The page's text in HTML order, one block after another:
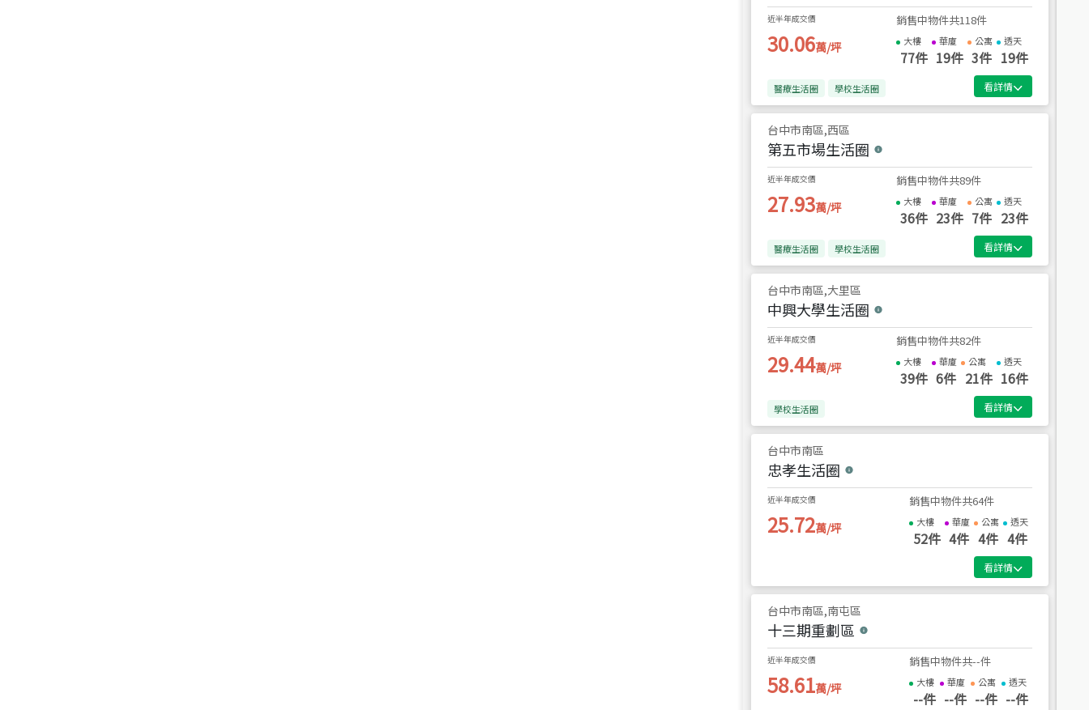
近半年成交價
30.06萬/坪
銷售中物件共118件
大樓
77件
華廈
19件
公寓
3件
透天
19件
醫療生活圈 學校生活圈 看詳情
台中市南區,西區
第五市場生活圈
近半年成交價
27.93萬/坪
銷售中物件共89件
大樓
36件
華廈
23件
公寓
7件
透天
23件
醫療生活圈 學校生活圈 看詳情
台中市南區,大里區
中興大學生活圈
近半年成交價
29.44萬/坪
銷售中物件共82件
大樓
39件
華廈
6件
公寓
21件
透天
16件
學校生活圈 看詳情
台中市南區
忠孝生活圈
近半年成交價
25.72萬/坪
銷售中物件共64件
大樓
52件
華廈
4件
公寓
4件
透天
4件
看詳情
台中市南區,南屯區
十三期重劃區
近半年成交價
58.61萬/坪
銷售中物件共--件
大樓
--件
華廈
--件
公寓
--件
透天
--件